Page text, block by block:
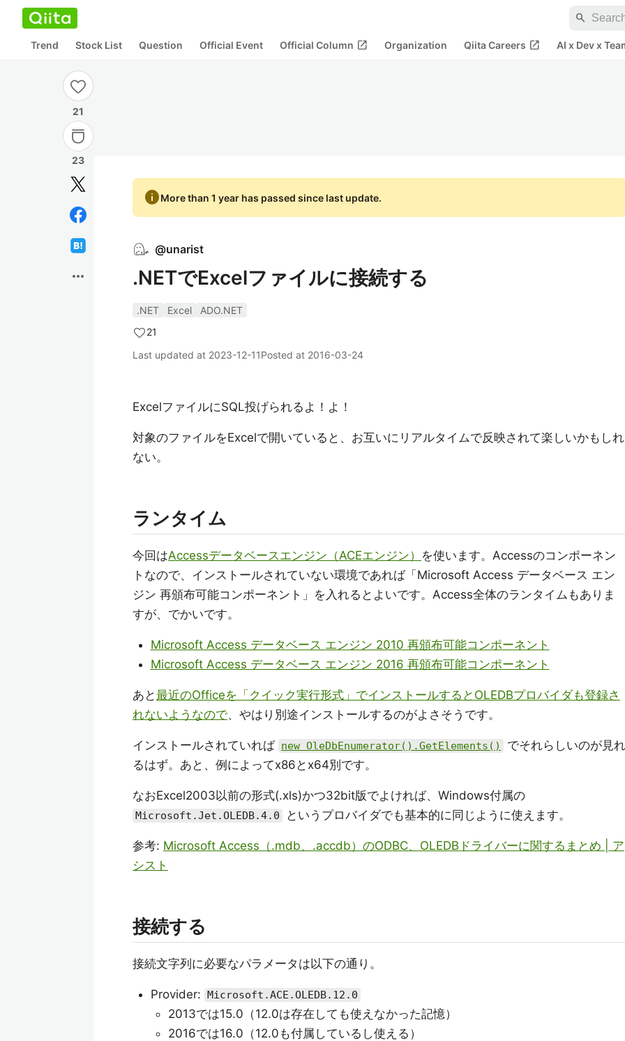
search
Trend Stock List Question Official Event Official Column open_in_new Organization Qiita Careers open_in_new AI x Dev x
21
23
more_horiz
infoMore than 1 year has passed since last update.
@unarist
.NETでExcelファイルに接続する
.NET Excel
ADO.NET
21
Last updated at 2023-12-11Posted at 2016-03-24
ExcelファイルにSQL投げられるよ！よ！
対象のファイルをExcelで開いていると、お互いにリアルタイムで反映されて楽しいかもしれ
ない。
ランタイム
今回はAccessデータベースエンジン（ACEエンジン） を使います。Accessのコンポーネン
トなので、インストールされていない環境であれば「Microsoft Access データベース エン
ジン 再頒布可能コンポーネント」を入れるとよいです。Access全体のランタイムもありま
すが、でかいです。
Microsoft Access データベース エンジン 2010 再頒布可能コンポーネント
Microsoft Access データベース エンジン 2016 再頒布可能コンポーネント
あと最近のOfficeを「クイック実行形式」でインストールするとOLEDBプロバイダも登録さ
れないようなので、やはり別途インストールするのがよさそうです。
インストールされていれば new OleDbEnumerator().GetElements()
でそれらしいのが見れ
るはず。あと、例によってx86とx64別です。
なおExcel2003以前の形式(.xls)かつ32bit版でよければ、Windows付属の
Microsoft.Jet.OLEDB.4.0 というプロバイダでも基本的に同じように使えます。
参考: Microsoft Access（.mdb、.accdb）のODBC、OLEDBドライバーに関するまとめ | ア
シスト
接続する
接続文字列に必要なパラメータは以下の通り。
Provider: Microsoft.ACE.OLEDB.12.0
2013では15.0（12.0は存在しても使えなかった記憶）
2016では16.0（12.0も付属しているし使える）